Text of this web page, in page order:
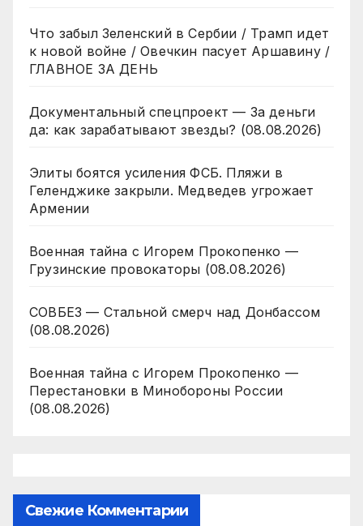
Что забыл Зеленский в Сербии / Трамп идет
к новой войне / Овечкин пасует Аршавину /
ГЛАВНОЕ ЗА ДЕНЬ
Документальный спецпроект — За деньги
да: как зарабатывают звезды? (08.08.2026)
Элиты боятся усиления ФСБ. Пляжи в
Геленджике закрыли. Медведев угрожает
Армении
Военная тайна с Игорем Прокопенко —
Грузинские провокаторы (08.08.2026)
СОВБЕЗ — Стальной смерч над Донбассом
(08.08.2026)
Военная тайна с Игорем Прокопенко —
Перестановки в Минобороны России
(08.08.2026)
Свежие Комментарии